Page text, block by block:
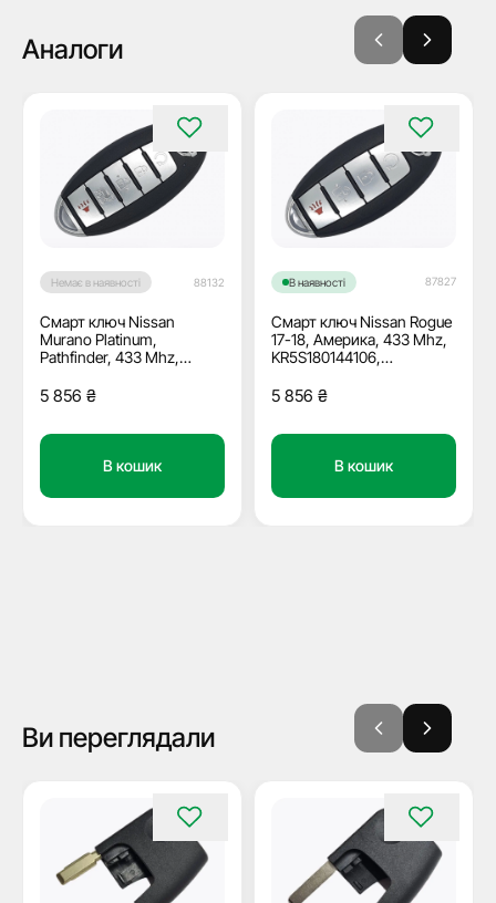
Аналоги
Немає в наявності 88132
Смарт ключ Nissan
Murano Platinum,
Pathfinder, 433 Mhz,
PCF7953M/ Hitag Aes/
5 856 ₴
В кошик
В наявності 87827
Смарт ключ Nissan Rogue
17-18, Америка, 433 Mhz,
KR5S180144106,
ID4A, 3+1 кнопки, OEM
5 856 ₴
В кошик
Ви переглядали